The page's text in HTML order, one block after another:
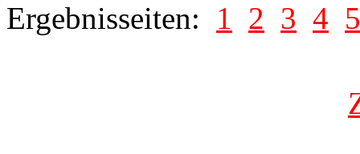
Ergebnisseiten: 1 2 3 4 5